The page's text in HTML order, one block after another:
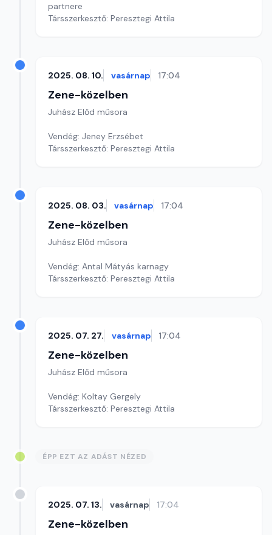
partnere
Társszerkesztő: Peresztegi Attila
2025. 08. 10. vasárnap 17:04
Zene-közelben
Juhász Előd műsora
Vendég: Jeney Erzsébet
Társszerkesztő: Peresztegi Attila
2025. 08. 03. vasárnap 17:04
Zene-közelben
Juhász Előd műsora
Vendég: Antal Mátyás karnagy
Társszerkesztő: Peresztegi Attila
2025. 07. 27. vasárnap 17:04
Zene-közelben
Juhász Előd műsora
Vendég: Koltay Gergely
Társszerkesztő: Peresztegi Attila
ÉPP EZT AZ ADÁST NÉZED
2025. 07. 13. vasárnap 17:04
Zene-közelben